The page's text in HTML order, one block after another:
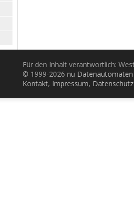
Für den Inhalt verantwortlich:
© 1999-2026 nu
Kontakt, Impressum, Datenschutz